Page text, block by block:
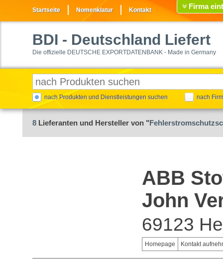
Startseite Nomenklatur Kontakt Firma
BDI - Deutschland Liefert
Die offizielle DEUTSCHE EXPORTDATENBANK - Made in Germany
nach Produkten und Dienstleistungen suchen nach
8 Lieferanten und Hersteller von "
ABB
John
69123
Homepage Kontakt